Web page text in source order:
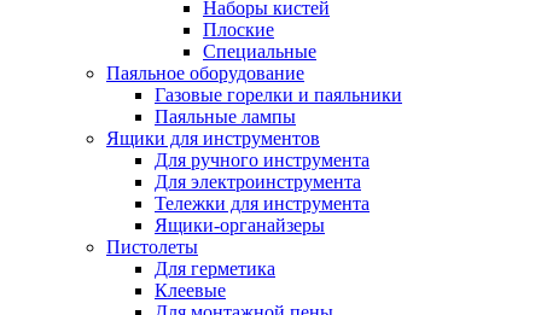
Наборы кистей
Плоские
Специальные
Паяльное оборудование
Газовые горелки и паяльники
Паяльные лампы
Ящики для инструментов
Для ручного инструмента
Для электроинструмента
Тележки для инструмента
Ящики-органайзеры
Пистолеты
Для герметика
Клеевые